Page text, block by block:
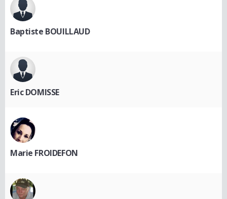
Baptiste BOUILLAUD
Eric DOMISSE
Marie FROIDEFON